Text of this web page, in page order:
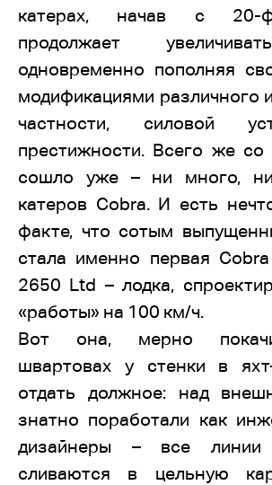
катерах, начав с 20-
продолжает
одновременно пополняя
модификациями различного
частности, силовой
престижности. Всего же со
сошло уже – ни много,
катеров Cobra. И есть
факте, что сотым
стала именно первая
2650 Ltd – лодка,
«работы» на 100 км/ч.
Вот она, мерно
швартовах у стенки в
отдать должное: над
знатно поработали как
дизайнеры – все линии
сливаются в цельную